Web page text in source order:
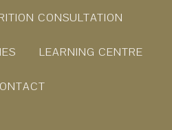
CONSULTATION
LEARNING CENTRE